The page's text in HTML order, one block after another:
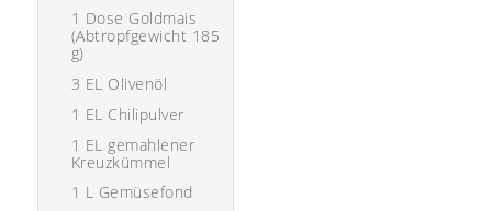
1 Dose Goldmais
(Abtropfgewicht 185
g)
3 EL Olivenöl
1 EL Chilipulver
1 EL gemahlener
Kreuzkümmel
1 L Gemüsefond